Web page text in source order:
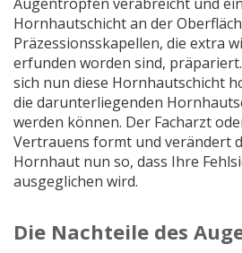
Hornhautschicht an der
Präzessionsskapellen, die extra
erfunden worden sind,
sich nun diese Hornhautschicht
die darunterliegenden
werden können. Der Facharzt
Vertrauens formt und verändert
Hornhaut nun so, dass Ihre
ausgeglichen wird.
Die Nachteile des